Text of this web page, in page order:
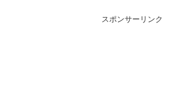
スポンサーリンク